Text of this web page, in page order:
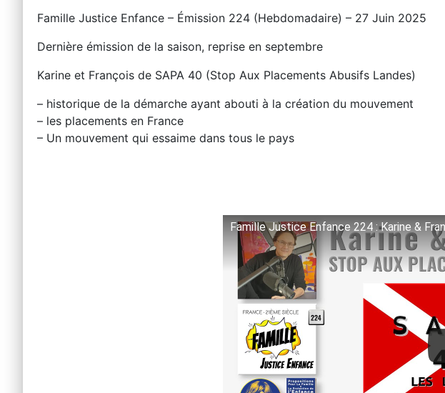
Famille Justice Enfance – Émission 224 (Hebdomadaire) – 27 Juin 2025
Dernière émission de la saison, reprise en septembre
Karine et François de SAPA 40 (Stop Aux Placements Abusifs Landes)
– historique de la démarche ayant abouti à la création du mouvement
– les placements en France
– Un mouvement qui essaime dans tous le pays
Famille Justice Enfance 224 : Karine &